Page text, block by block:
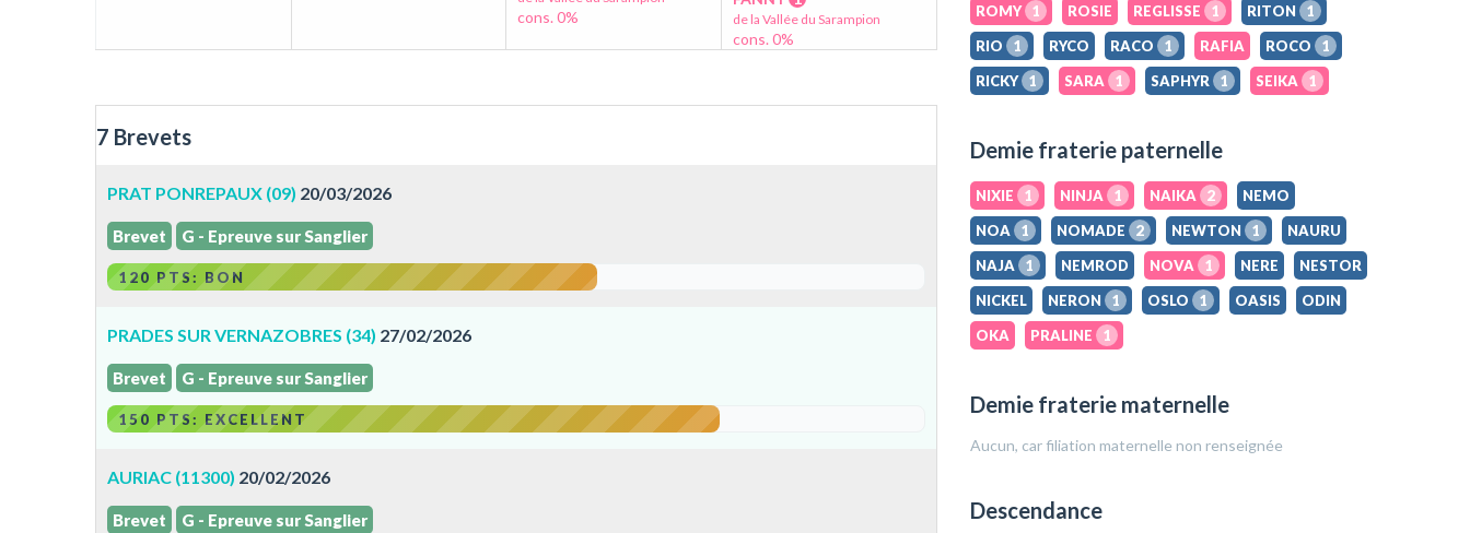
cons. 0% de la Vallée du Sarampion
cons. 0%
7 Brevets
PRAT PONREPAUX (09) 20/03/2026
Brevet G - Epreuve sur Sanglier
120 PTS: BON
PRADES SUR VERNAZOBRES (34) 27/02/2026
Brevet G - Epreuve sur Sanglier
150 PTS: EXCELLENT
AURIAC (11300) 20/02/2026
Brevet G - Epreuve sur Sanglier
ROMY 1 ROSIE REGLISSE 1 RITON
1
RIO
1 RYCO RACO 1 RAFIA ROCO
1
RICKY 1 SARA 1 SAPHYR 1 SEIKA 1
Demie fraterie paternelle
NIXIE 1 NINJA 1 NAIKA 2
NEMO
NOA
1 NOMADE 2 NEWTON 1
NAURU
NAJA
1 NEMROD NOVA 1 NERE
NESTOR
NICKEL
NERON 1 OSLO 1 OASIS
ODIN
OKA
PRALINE 1
Demie fraterie maternelle
Aucun, car filiation maternelle non renseignée
Descendance